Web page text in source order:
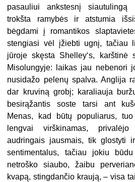
pasauliui ankstesnį
trokšta ramybės ir atstumia
bėgdami į romantikos
stengiasi vėl įžiebti ugnį, tačiau
jūroje skęsta Shelley‘s, karštinė
Misolungyje: laikas jau nebenori
nusidažo pelenų spalva. Anglija
dar kruviną grobį; karaliauja
besirąžantis soste tarsi ant
Menas, kad būtų populiarus,
lengvai virškinamas,
audringais jausmais, tik glostyti
sentimentalus, tačiau jokiu
netroško siaubo, žaibu
kvapą, stingdančio kraują, – visa